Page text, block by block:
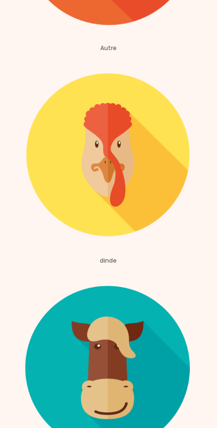
Autre
dinde